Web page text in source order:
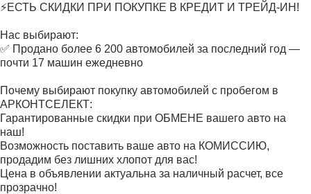
⚡ЕСТЬ СКИДКИ ПРИ ПОКУПКЕ В КРЕДИТ И ТРЕЙД-ИН!
Нас выбирают:
✅ Продано более 6 200 автомобилей за последний год —
почти 17 машин ежедневно
Почему выбирают покупку автомобилей с пробегом в
АРКОНТСЕЛЕКТ:
Гарантированные скидки при ОБМЕНЕ вашего авто на
наш!
Возможность поставить ваше авто на КОМИССИЮ,
продадим без лишних хлопот для вас!
Цена в объявлении актуальна за наличный расчет, все
прозрачно!